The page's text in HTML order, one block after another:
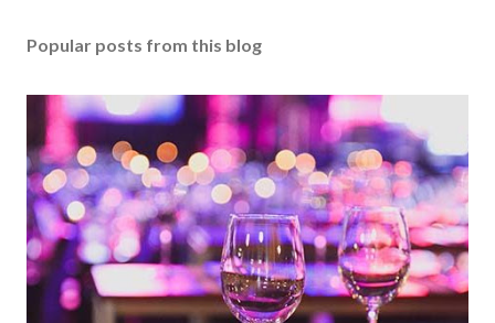
Popular posts from this blog